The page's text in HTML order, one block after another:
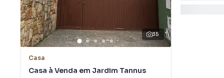
35
Casa
Casa à Venda em Jardim Tannus